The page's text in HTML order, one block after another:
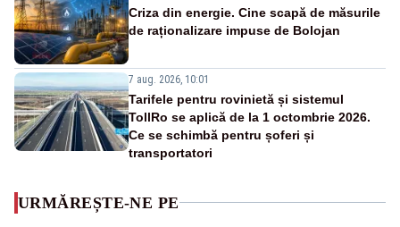
Criza din energie. Cine scapă de măsurile
de raționalizare impuse de Bolojan
7 aug. 2026, 10:01
Tarifele pentru rovinietă și sistemul
TollRo se aplică de la 1 octombrie 2026.
Ce se schimbă pentru șoferi și
transportatori
URMĂREȘTE-NE PE